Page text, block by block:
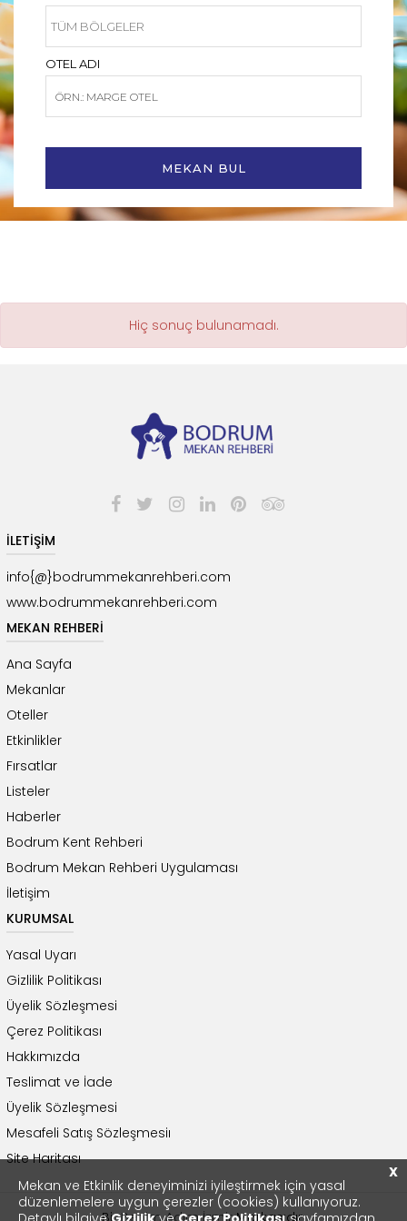
OTEL ADI
MEKAN BUL
Hiç sonuç bulunamadı.
X
Mekan ve Etkinlik deneyiminizi iyileştirmek için yasal
düzenlemelere uygun çerezler (cookies) kullanıyoruz.
İLETİŞİM
info{@}bodrummekanrehberi.com
www.bodrummekanrehberi.com
MEKAN REHBERİ
Ana Sayfa
Mekanlar
Oteller
Etkinlikler
Fırsatlar
Listeler
Haberler
Bodrum Kent Rehberi
Bodrum Mekan Rehberi Uygulaması
İletişim
KURUMSAL
Yasal Uyarı
Gizlilik Politikası
Üyelik Sözleşmesi
Çerez Politikası
Hakkımızda
Teslimat ve İade
Üyelik Sözleşmesi
Mesafeli Satış Sözleşmesiı
Site Haritası
BirBenim Adım İzmirMarkasıdır.